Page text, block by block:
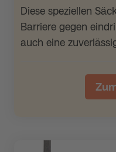
Diese speziellen
Barriere gegen
auch eine